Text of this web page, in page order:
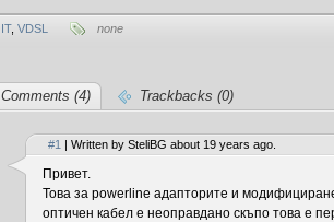
IT, VDSL none
Comments (4) Trackbacks (0)
#1 | Written by SteliBG about 19 years ago.
Привет.
Това за powerline адапторите и
оптичен кабел е неоправдано скъпо това е